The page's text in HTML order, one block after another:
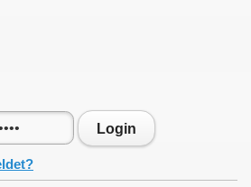
Login